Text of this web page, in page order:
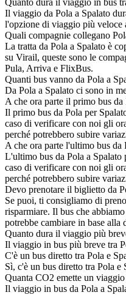
Quanto dura il viaggio in bus
Il viaggio da Pola a Spalato
l'opzione di viaggio più veloce
Quali compagnie collegano
La tratta da Pola a Spalato è
su Virail, queste sono le
Pula, Arriva e FlixBus.
Quanti bus vanno da Pola a
Da Pola a Spalato ci sono in
A che ora parte il primo bus da
Il primo bus da Pola per
caso di verificare con noi gli
perché potrebbero subire
A che ora parte l'ultimo bus da
L'ultimo bus da Pola a
caso di verificare con noi gli
perché potrebbero subire
Devo prenotare il biglietto da
Se puoi, ti consigliamo di
risparmiare. Il bus che
potrebbe cambiare in base alla
Quanto dura il viaggio più
Il viaggio in bus più breve tra
C'è un bus diretto tra Pola e
Sì, c'è un bus diretto tra Pola e
Quanta CO2 emette un
Il viaggio in bus da Pola a